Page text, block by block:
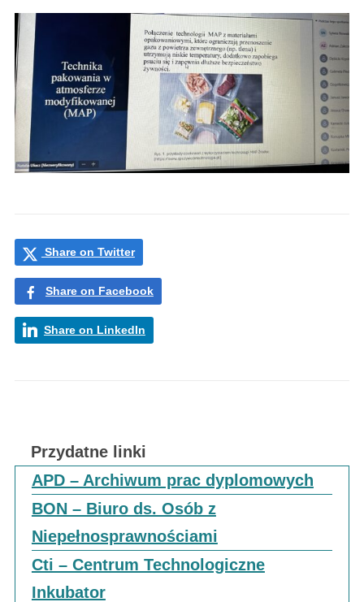
Share on Twitter
Share on Facebook
Share on LinkedIn
Przydatne linki
APD – Archiwum prac dyplomowych
BON – Biuro ds. Osób z
Niepełnosprawnościami
Cti – Centrum Technologiczne
Inkubator